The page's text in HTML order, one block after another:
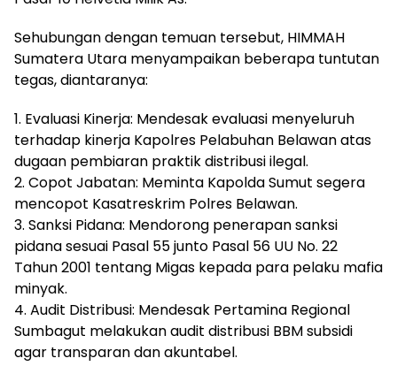
Sehubungan dengan temuan tersebut, HIMMAH
Sumatera Utara menyampaikan beberapa tuntutan
tegas, diantaranya:
1. Evaluasi Kinerja: Mendesak evaluasi menyeluruh
terhadap kinerja Kapolres Pelabuhan Belawan atas
dugaan pembiaran praktik distribusi ilegal.
2. Copot Jabatan: Meminta Kapolda Sumut segera
mencopot Kasatreskrim Polres Belawan.
3. Sanksi Pidana: Mendorong penerapan sanksi
pidana sesuai Pasal 55 junto Pasal 56 UU No. 22
Tahun 2001 tentang Migas kepada para pelaku mafia
minyak.
4. Audit Distribusi: Mendesak Pertamina Regional
Sumbagut melakukan audit distribusi BBM subsidi
agar transparan dan akuntabel.